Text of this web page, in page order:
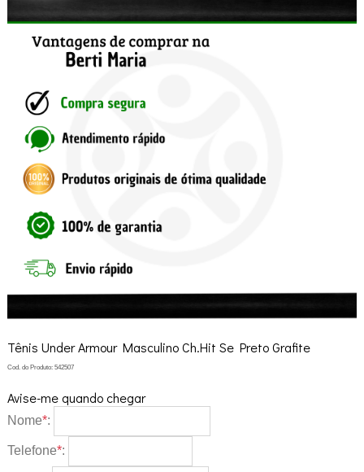
Tênis Under Armour Masculino Ch.Hit Se Preto Grafite
Cod. do Produto: 542507
Avise-me quando chegar
Nome*:
Telefone*: